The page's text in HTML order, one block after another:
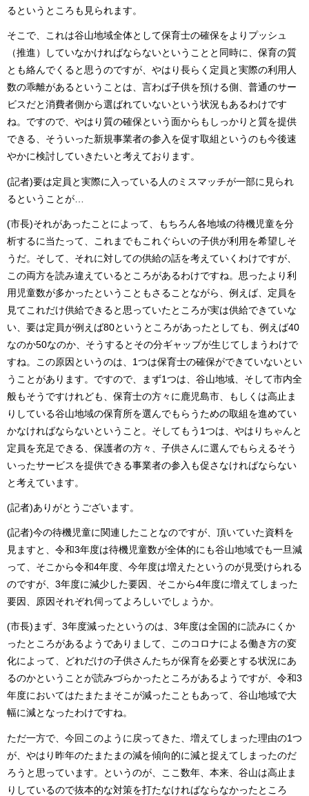
るというところも見られます。
そこで、これは谷山地域全体として保育士の確保をよりプッシュ
（推進）していなかければならないということと同時に、保育の質
とも絡んでくると思うのですが、やはり長らく定員と実際の利用人
数の乖離があるということは、言わば子供を預ける側、普通のサー
ビスだと消費者側から選ばれていないという状況もあるわけです
ね。ですので、やはり質の確保という面からもしっかりと質を提供
できる、そういった新規事業者の参入を促す取組というのも今後速
やかに検討していきたいと考えております。
(記者)要は定員と実際に入っている人のミスマッチが一部に見られ
るということが…
(市長)それがあったことによって、もちろん各地域の待機児童を分
析するに当たって、これまでもこれぐらいの子供が利用を希望しそ
うだ。そして、それに対しての供給の話を考えていくわけですが、
この両方を読み違えているところがあるわけですね。思ったより利
用児童数が多かったということもさることながら、例えば、定員を
見てこれだけ供給できると思っていたところが実は供給できていな
い、要は定員が例えば80というところがあったとしても、例えば40
なのか50なのか、そうするとその分ギャップが生じてしまうわけで
すね。この原因というのは、1つは保育士の確保ができていないとい
うことがあります。ですので、まず1つは、谷山地域、そして市内全
般もそうですけれども、保育士の方々に鹿児島市、もしくは高止ま
りしている谷山地域の保育所を選んでもらうための取組を進めてい
かなければならないということ。そしてもう1つは、やはりちゃんと
定員を充足できる、保護者の方々、子供さんに選んでもらえるそう
いったサービスを提供できる事業者の参入も促さなければならない
と考えています。
(記者)ありがとうございます。
(記者)今の待機児童に関連したことなのですが、頂いていた資料を
見ますと、令和3年度は待機児童数が全体的にも谷山地域でも一旦減
って、そこから令和4年度、今年度は増えたというのが見受けられる
のですが、3年度に減少した要因、そこから4年度に増えてしまった
要因、原因それぞれ伺ってよろしいでしょうか。
(市長)まず、3年度減ったというのは、3年度は全国的に読みにくか
ったところがあるようでありまして、このコロナによる働き方の変
化によって、どれだけの子供さんたちが保育を必要とする状況にあ
るのかということが読みづらかったところがあるようですが、令和3
年度においてはたまたまそこが減ったこともあって、谷山地域で大
幅に減となったわけですね。
ただ一方で、今回このように戻ってきた、増えてしまった理由の1つ
が、やはり昨年のたまたまの減を傾向的に減と捉えてしまったのだ
ろうと思っています。というのが、ここ数年、本来、谷山は高止ま
りしているので抜本的な対策を打たなければならなかったところ